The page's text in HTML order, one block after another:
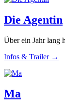
Die Agentin
Über ein Jahr lang
Infos & Trailer →
Ma